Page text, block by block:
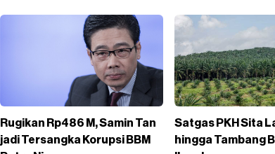
Rugikan Rp486 M, Samin Tan
jadi Tersangka Korupsi BBM
Satgas PKH Sita
hingga Tambang